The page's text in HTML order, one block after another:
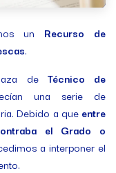
un Recurso de
.
de Técnico de
una serie de
Debido a que entre
el Grado o
a interponer el